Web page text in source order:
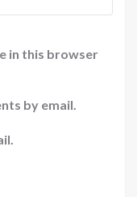
in this browser
by email.